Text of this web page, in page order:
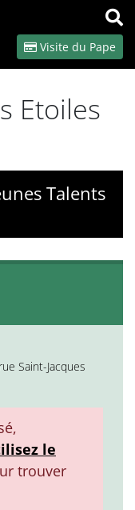
OK
Visite du Pape
Etoiles
Talents
Saint-Jacques
le
trouver